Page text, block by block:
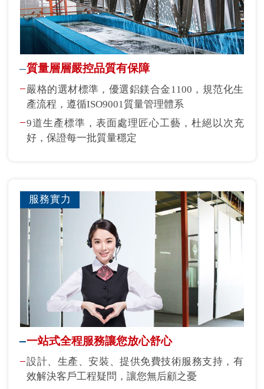
質量層層嚴控品質有保障
嚴格的選材標準，優選鋁鎂合金1100，規范化生
產流程，遵循ISO9001質量管理體系
9道生產標準，表面處理匠心工藝，杜絕以次充
好，保證每一批質量穩定
服務實力
一站式全程服務讓您放心舒心
設計、生產、安裝、提供免費技術服務支持，有
效解決客戶工程疑問，讓您無后顧之憂